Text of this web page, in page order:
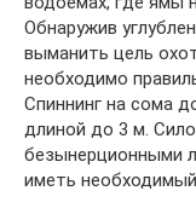
Обнаружив
выманить цель
необходимо
Спиннинг на сома
длиной до 3 м.
безынерционными
иметь